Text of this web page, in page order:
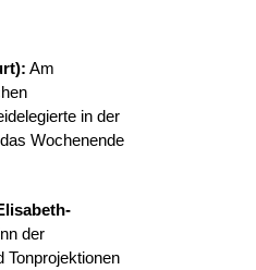
Am
in der
Wochenende
der
Tonprojektionen